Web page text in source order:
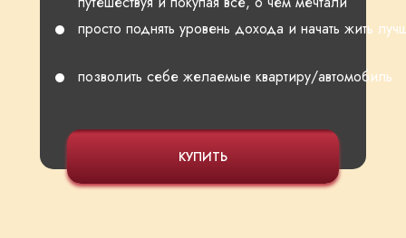
КУПИТЬ
просто поднять уровень дохода и начать жить
позволить себе желаемые квартиру/автомобиль